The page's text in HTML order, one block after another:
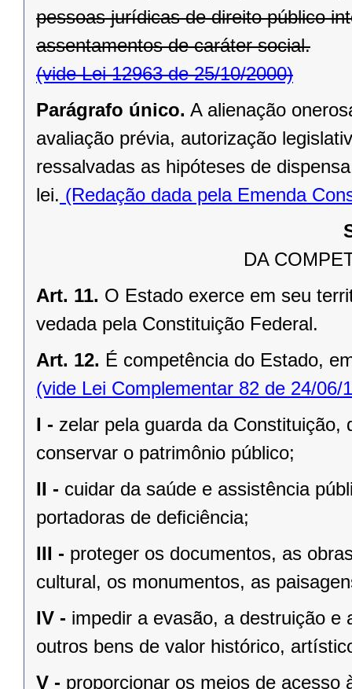
pessoas jurídicas de direito público
assentamentos de caráter social.
(vide Lei 12963 de 25/10/2000)
Parágrafo único. A alienação
avaliação prévia, autorização
ressalvadas as hipóteses de
lei. (Redação dada pela Emenda
DA
Art. 11. O Estado exerce em seu
vedada pela Constituição Federal.
Art. 12. É competência do Estado,
(vide Lei Complementar 82 de 24/06/
I - zelar pela guarda da
conservar o patrimônio público;
II - cuidar da saúde e assistência
portadoras de deﬁciência;
III - proteger os documentos, as
cultural, os monumentos, as
IV - impedir a evasão, a destruição e
outros bens de valor histórico,
V - proporcionar os meios de acesso